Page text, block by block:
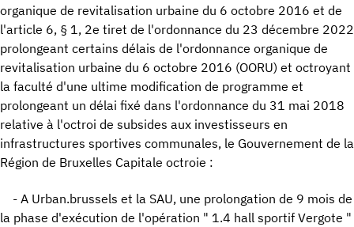
organique de revitalisation urbaine du 6 octobre 2016 et de
l'article 6, § 1, 2e tiret de l'ordonnance du 23 décembre 2022
prolongeant certains délais de l'ordonnance organique de
revitalisation urbaine du 6 octobre 2016 (OORU) et octroyant
la faculté d'une ultime modification de programme et
prolongeant un délai fixé dans l'ordonnance du 31 mai 2018
relative à l'octroi de subsides aux investisseurs en
infrastructures sportives communales, le Gouvernement de la
Région de Bruxelles Capitale octroie :
- A Urban.brussels et la SAU, une prolongation de 9 mois de
la phase d'exécution de l'opération " 1.4 hall sportif Vergote "